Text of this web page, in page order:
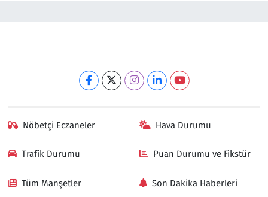
Nöbetçi Eczaneler Hava Durumu
Trafik Durumu Puan Durumu ve Fikstür
Tüm Manşetler Son Dakika Haberleri